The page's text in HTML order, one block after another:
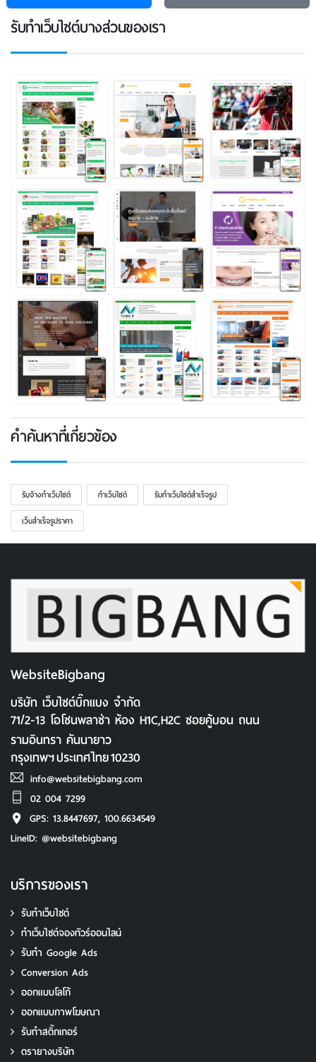
คำค้นหาที่เกี่ยวข้อง
รับจ้างทำเว็บไซต์ ทําเว็บไซต์ รับทําเว็บไซต์สําเร็จรูป
บริษัท เว็บไซต์บิ๊กแบง จำกัด
71/2-13 โอโซนพลาซ่า ห้อง H1C,H2C ซอยคู้บอน ถนน
รามอินทรา คันนายาว
info@websitebigbang.com
02 004 7299
GPS: 13.8447697, 100.6634549
LineID: @websitebigbang
บริการของเรา
รับทำเว็บไซต์
ทําเว็บไซต์จองทัวร์ออนไลน์
รับทํา Google Ads
ออกแบบโลโก้
รับทําสติ๊กเกอร์
ตรายางบริษัท
ร้านทำป้ายไวนิล
ติดต่อเรา
ข่าวรับทําเว็บไซต์ล่าสุด
เว็บไซต์ของคุณรองรับมือถือแล้วจริงๆ...